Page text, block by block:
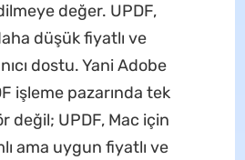
değer. UPDF,
düşük fiyatlı ve
dostu. Yani Adobe
işleme pazarında tek
değil; UPDF, Mac için
ama uygun fiyatlı ve